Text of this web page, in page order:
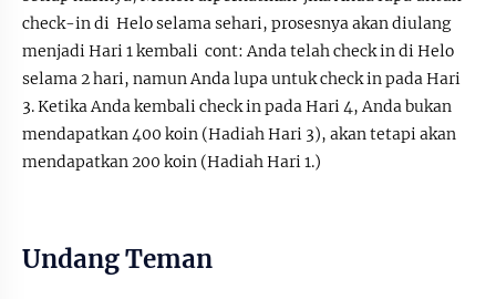
check-in di Helo selama sehari, prosesnya akan diulang
menjadi Hari 1 kembali cont: Anda telah check in di Helo
selama 2 hari, namun Anda lupa untuk check in pada Hari
3. Ketika Anda kembali check in pada Hari 4, Anda bukan
mendapatkan 400 koin (Hadiah Hari 3), akan tetapi akan
mendapatkan 200 koin (Hadiah Hari 1.)
Undang Teman